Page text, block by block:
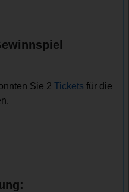
Sie 2Tickets für die